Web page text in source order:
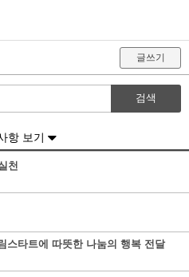
글쓰기
검색
항 보기
천
스타트에 따뜻한 나눔의 행복 전달